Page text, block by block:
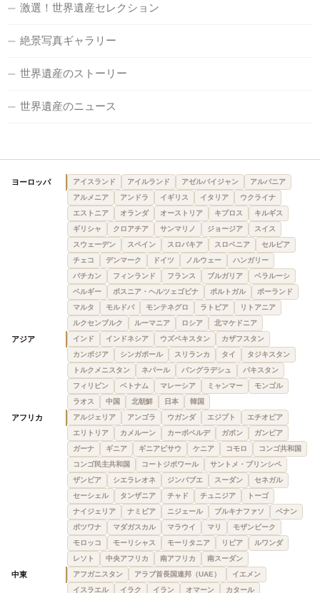
激選！世界遺産セレクション
絶景写真ギャラリー
世界遺産のストーリー
世界遺産のニュース
ヨーロッパ アイスランド アイルランド アゼルバイジャン
アルバニア
アルメニア
アンドラ イギリス イタリア
ウクライナ
エストニア
オランダ オーストリア キプロス
キルギス
ギリシャ
クロアチア サンマリノ ジョージア
スイス
スウェーデン
スペイン スロバキア スロベニア
セルビア
チェコ
デンマーク ドイツ ノルウェー
ハンガリー
バチカン
フィンランド フランス ブルガリア
ベラルーシ
ベルギー
ボスニア・ヘルツェゴビナ ポルトガル
ポーランド
マルタ
モルドバ モンテネグロ ラトビア
リトアニア
ルクセンブルク
ルーマニア ロシア 北マケドニア
アジア インド インドネシア ウズベキスタン
カザフスタン
カンボジア
シンガポール スリランカ タイ
タジキスタン
トルクメニスタン
ネパール バングラデシュ
パキスタン
フィリピン
ベトナム マレーシア ミャンマー
モンゴル
ラオス
中国 北朝鮮 日本 韓国
アフリカ アルジェリア アンゴラ ウガンダ エジプト
エチオピア
エリトリア
カメルーン カーボベルデ ガボン
ガンビア
ガーナ
ギニア ギニアビサウ ケニア コモロ
コンゴ共和国
コンゴ民主共和国
コートジボワール
サントメ・プリンシペ
ザンビア
シエラレオネ ジンバブエ スーダン
セネガル
セーシェル
タンザニア チャド チュニジア
トーゴ
ナイジェリア
ナミビア ニジェール ブルキナファソ
ベナン
ボツワナ
マダガスカル マラウイ マリ
モザンビーク
モロッコ
モーリシャス モーリタニア リビア
ルワンダ
レソト
中央アフリカ 南アフリカ 南スーダン
中東 アフガニスタン アラブ首長国連邦（UAE）
イエメン
イスラエル
イラク イラン オマーン カタール